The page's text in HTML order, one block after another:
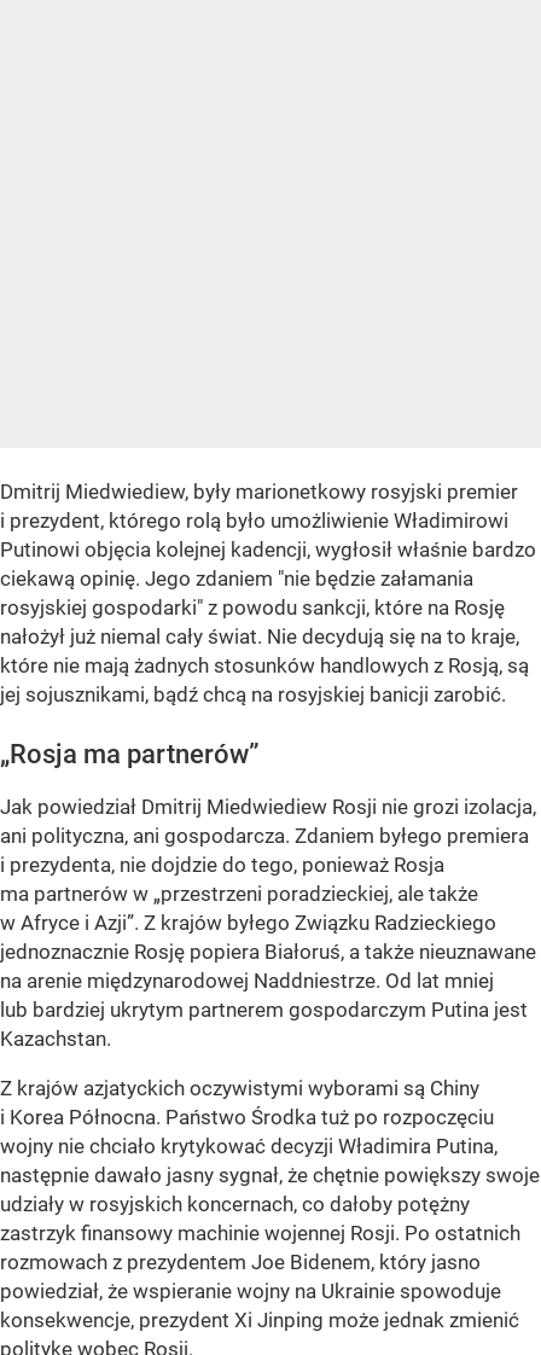
Dmitrij Miedwiediew, były marionetkowy rosyjski premier
i prezydent, którego rolą było umożliwienie Władimirowi
Putinowi objęcia kolejnej kadencji, wygłosił właśnie bardzo
ciekawą opinię. Jego zdaniem "nie będzie załamania
rosyjskiej gospodarki" z powodu sankcji, które na Rosję
nałożył już niemal cały świat. Nie decydują się na to kraje,
które nie mają żadnych stosunków handlowych z Rosją, są
jej sojusznikami, bądź chcą na rosyjskiej banicji zarobić.
„Rosja ma partnerów”
Jak powiedział Dmitrij Miedwiediew Rosji nie grozi izolacja,
ani polityczna, ani gospodarcza. Zdaniem byłego premiera
i prezydenta, nie dojdzie do tego, ponieważ Rosja
ma partnerów w „przestrzeni poradzieckiej, ale także
w Afryce i Azji”. Z krajów byłego Związku Radzieckiego
jednoznacznie Rosję popiera Białoruś, a także nieuznawane
na arenie międzynarodowej Naddniestrze. Od lat mniej
lub bardziej ukrytym partnerem gospodarczym Putina jest
Kazachstan.
Z krajów azjatyckich oczywistymi wyborami są Chiny
i Korea Północna. Państwo Środka tuż po rozpoczęciu
wojny nie chciało krytykować decyzji Władimira Putina,
następnie dawało jasny sygnał, że chętnie powiększy swoje
udziały w rosyjskich koncernach, co dałoby potężny
zastrzyk finansowy machinie wojennej Rosji. Po ostatnich
rozmowach z prezydentem Joe Bidenem, który jasno
powiedział, że wspieranie wojny na Ukrainie spowoduje
konsekwencje, prezydent Xi Jinping może jednak zmienić
politykę wobec Rosji.